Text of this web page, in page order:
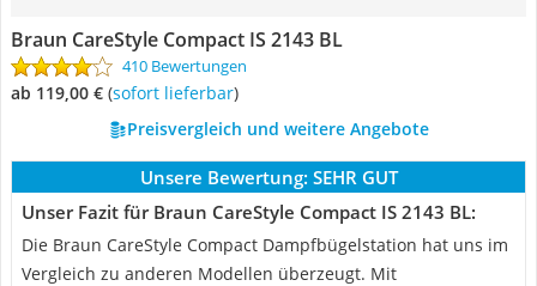
Braun CareStyle Compact IS 2143 BL
410 Bewertungen
ab 119,00 € ( Sofort lieferbar)
Preisvergleich und weitere Angebote
Unsere Bewertung: SEHR GUT
Unser Fazit für Braun CareStyle Compact IS 2143 BL:
Die Braun CareStyle Compact Dampfbügelstation hat uns im
Vergleich zu anderen Modellen überzeugt. Mit